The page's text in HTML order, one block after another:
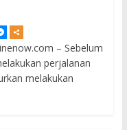
– Sebelum
perjalanan
melakukan